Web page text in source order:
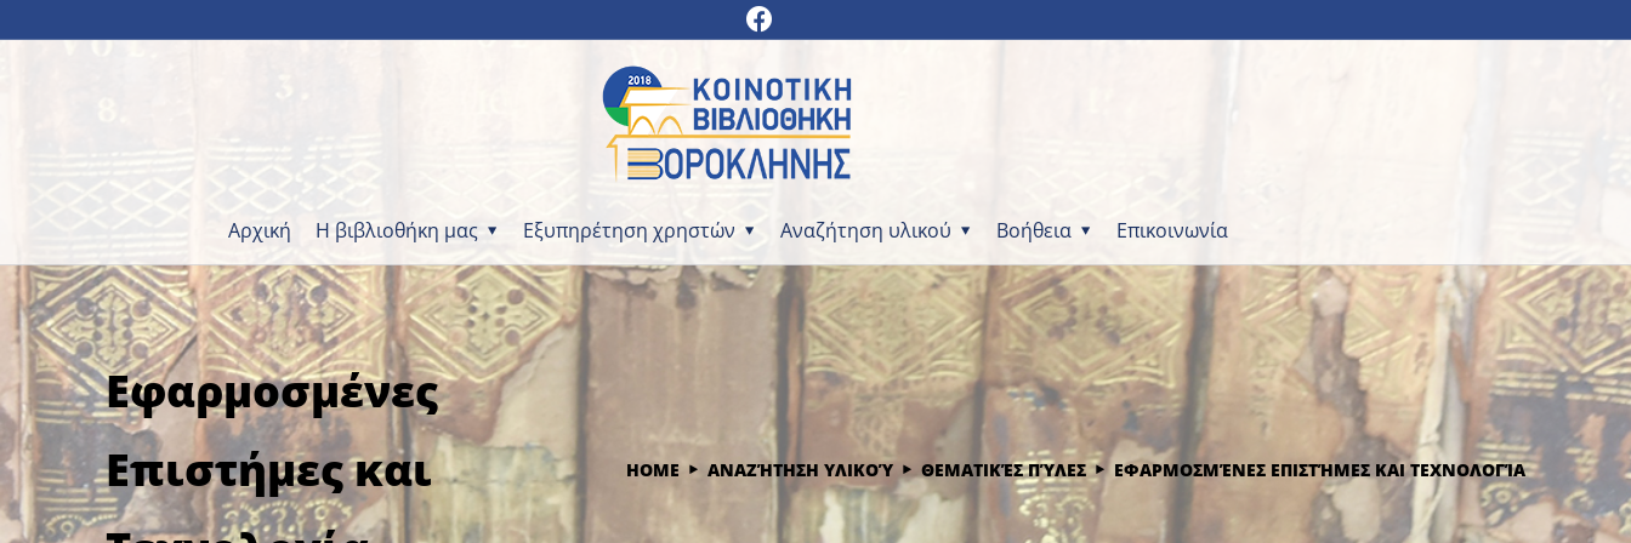
Αρχική Η βιβλιοθήκη μας Εξυπηρέτηση χρηστών Αναζήτηση υλικού Βοήθεια Επικοινωνία
Εφαρμοσμένες
Επιστήμες και
HOME ΑΝΑΖΉΤΗΣΗ ΥΛΙΚΟΎ ΘΕΜΑΤΙΚΈΣ ΠΎΛΕΣ ΕΦΑΡΜΟΣΜΈΝΕΣ ΕΠΙΣΤΉΜΕΣ ΚΑΙ ΤΕΧΝΟΛΟΓΊΑ